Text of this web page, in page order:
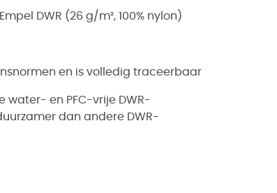
DWR (26 g/m², 100% nylon)
en is volledig traceerbaar
water- en PFC-vrije DWR-
dan andere DWR-